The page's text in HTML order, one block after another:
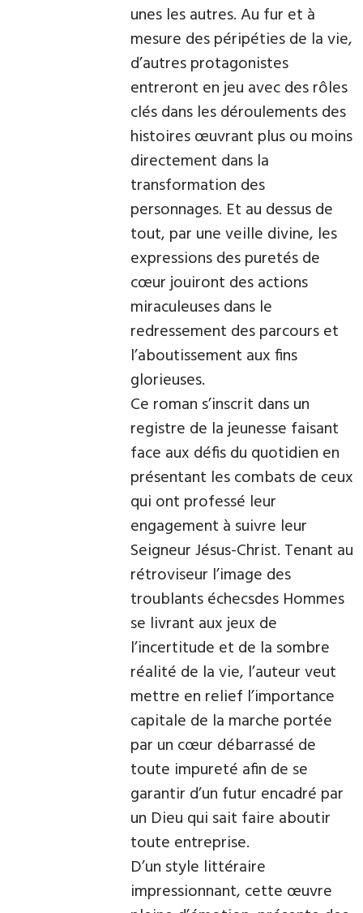
unes les autres. Au fur et à
mesure des péripéties de la vie,
d’autres protagonistes
entreront en jeu avec des rôles
clés dans les déroulements des
histoires œuvrant plus ou moins
directement dans la
transformation des
personnages. Et au dessus de
tout, par une veille divine, les
expressions des puretés de
cœur jouiront des actions
miraculeuses dans le
redressement des parcours et
l’aboutissement aux fins
glorieuses.
Ce roman s’inscrit dans un
registre de la jeunesse faisant
face aux défis du quotidien en
présentant les combats de ceux
qui ont professé leur
engagement à suivre leur
Seigneur Jésus-Christ. Tenant au
rétroviseur l’image des
troublants échecsdes Hommes
se livrant aux jeux de
l’incertitude et de la sombre
réalité de la vie, l’auteur veut
mettre en relief l’importance
capitale de la marche portée
par un cœur débarrassé de
toute impureté afin de se
garantir d’un futur encadré par
un Dieu qui sait faire aboutir
toute entreprise.
D’un style littéraire
impressionnant, cette œuvre